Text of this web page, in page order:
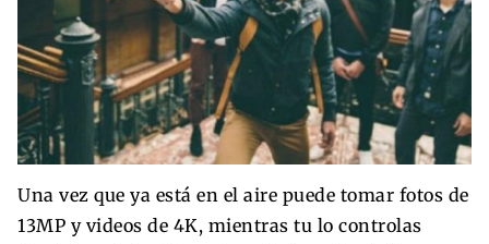
Una vez que ya está en el aire puede tomar fotos de
13MP y videos de 4K, mientras tu lo controlas